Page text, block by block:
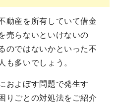
動産を所有していて借金
売らないといけないの
のではないかといった不
も多いでしょう。
およぼす問題で発生す
りごとの対処法をご紹介